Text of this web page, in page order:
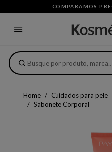
COMPARAMOS
Home Cuidados para pele
Sabonete Corporal